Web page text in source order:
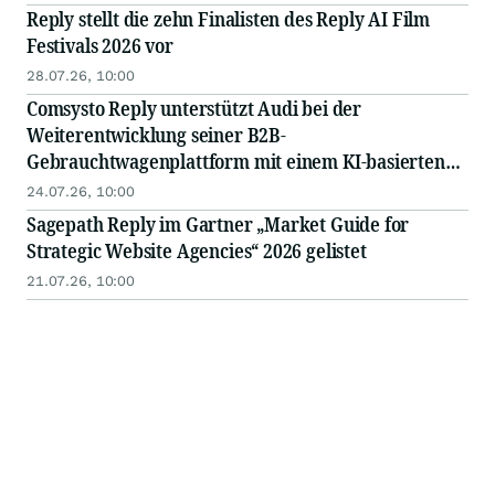
Reply stellt die zehn Finalisten des Reply AI Film
Festivals 2026 vor
28.07.26, 10:00
Comsysto Reply unterstützt Audi bei der
Weiterentwicklung seiner B2B-
Gebrauchtwagenplattform mit einem KI-basierten
Multi-Agenten-System
24.07.26, 10:00
Sagepath Reply im Gartner „Market Guide for
Strategic Website Agencies“ 2026 gelistet
21.07.26, 10:00